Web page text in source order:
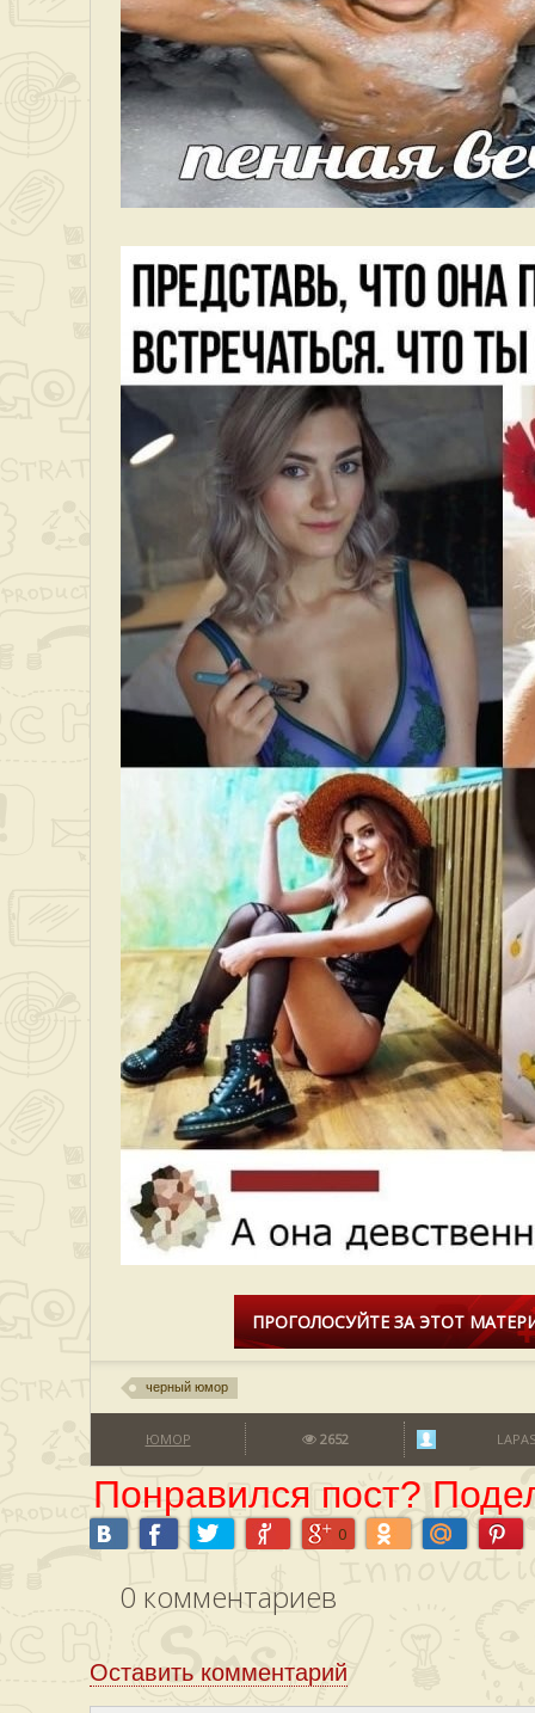
ПРОГОЛОСУЙТЕ ЗА ЭТОТ
черный юмор
ЮМОР 2652 LAPAS
Понравился пост?
0
0 комментариев
Оставить комментарий